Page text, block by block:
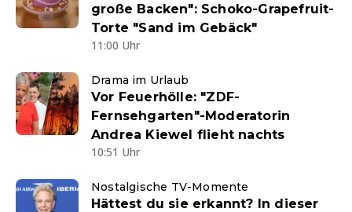
große Backen": Schoko-Grapefruit-
Torte "Sand im Gebäck"
11:00 Uhr
Drama im Urlaub
Vor Feuerhölle: "ZDF-
Fernsehgarten"-Moderatorin
Andrea Kiewel flieht nachts
10:51 Uhr
Nostalgische TV-Momente
Hättest du sie erkannt? In dieser